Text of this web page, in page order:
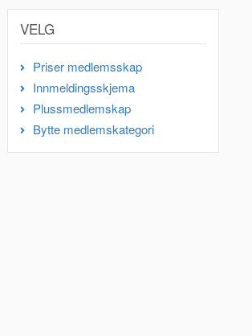
VELG
Priser medlemsskap
Innmeldingsskjema
Plussmedlemskap
Bytte medlemskategori